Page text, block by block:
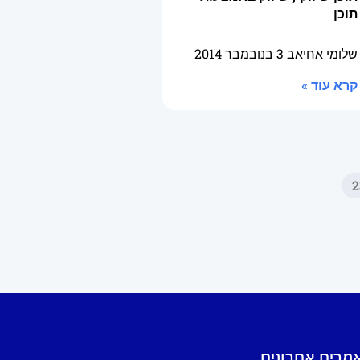
תוכן
שלומי אחיאב 3 בנובמבר 2014
קרא עוד »